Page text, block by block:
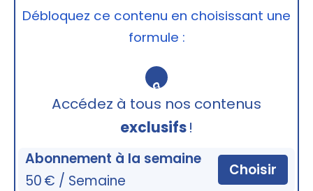
Débloquez ce contenu en choisissant une
formule :
🔒
Accédez à tous nos contenus
exclusifs!
Abonnement à la semaine
50 € / Semaine
Choisir